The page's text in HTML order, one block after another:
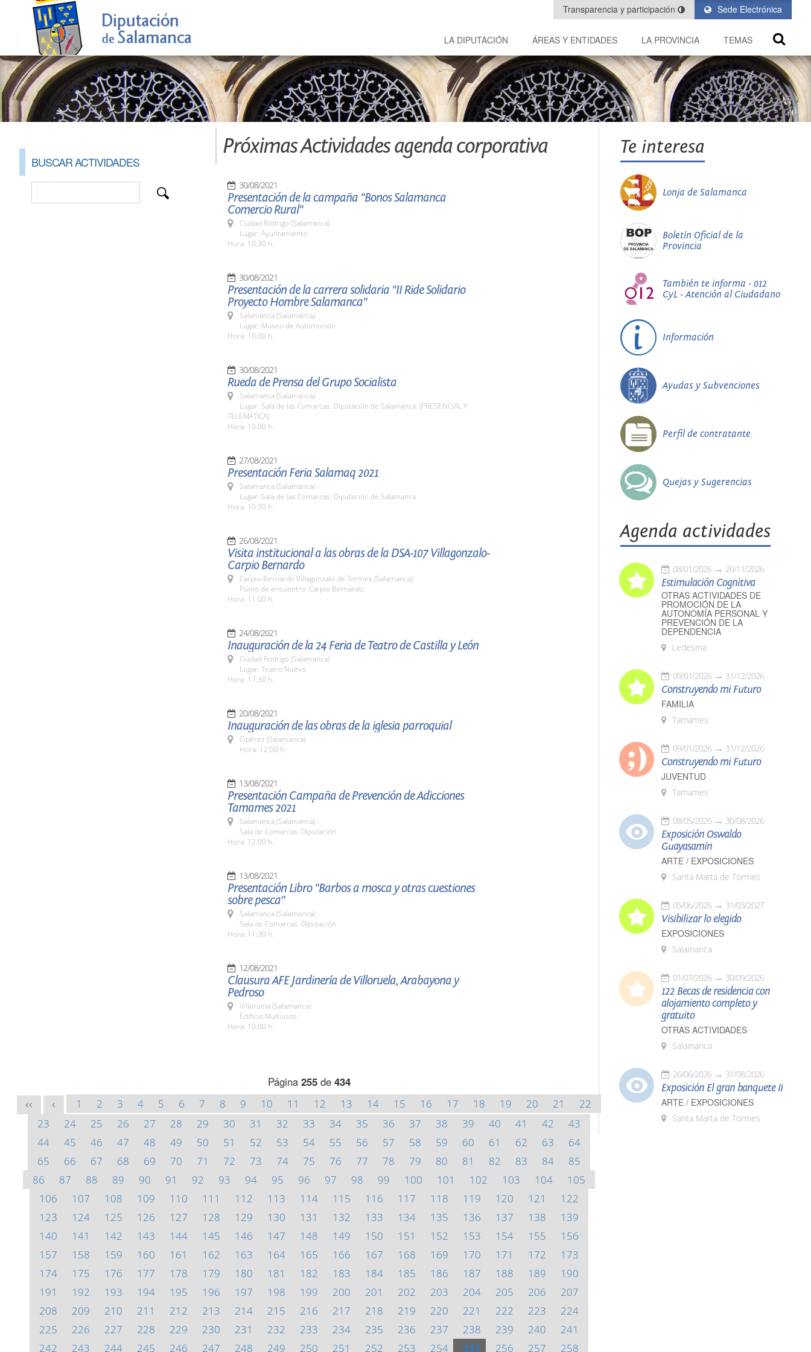
Sede Electrónica
Transparencia y participación
LA DIPUTACIÓN ÁREAS Y ENTIDADES LA PROVINCIA TEMAS
BUSCAR ACTIVIDADES
Próximas Actividades agenda corporativa
30/08/2021
Presentación de la campaña "Bonos Salamanca
Comercio Rural"
Ciudad Rodrigo (Salamanca)
Lugar: Ayuntamiento
Hora: 10:30 h.
30/08/2021
Presentación de la carrera solidaria "II Ride Solidario
Proyecto Hombre Salamanca"
Salamanca (Salamanca)
Lugar: Museo de Automoción
Hora: 10:00 h.
30/08/2021
Rueda de Prensa del Grupo Socialista
Salamanca (Salamanca)
Lugar: Sala de las Comarcas. Diputación de Salamanca. (PRESENCIAL Y
TELEMÁTICA)
Hora: 10:00 h.
27/08/2021
Presentación Feria Salamaq 2021
Salamanca (Salamanca)
Lugar: Sala de las Comarcas. Diputación de Salamanca
Hora: 10:30 h.
26/08/2021
Visita institucional a las obras de la DSA-107 Villagonzalo-
Carpio Bernardo
Carpio-Bernardo Villagonzalo de Tormes (Salamanca)
Punto de encuentro: Carpio Bernardo.
Hora: 11:00 h.
24/08/2021
Inauguración de la 24 Feria de Teatro de Castilla y León
Ciudad Rodrigo (Salamanca)
Lugar: Teatro Nuevo
Hora: 17:30 h.
20/08/2021
Inauguración de las obras de la iglesia parroquial
Cipérez (Salamanca)
Hora: 12:00 h.
13/08/2021
Presentación Campaña de Prevención de Adicciones
Tamames 2021
Salamanca (Salamanca)
Sala de Comarcas. Diputación
Hora: 12:00 h.
13/08/2021
Presentación Libro "Barbos a mosca y otras cuestiones
sobre pesca"
Salamanca (Salamanca)
Sala de Comarcas. Diputación
Hora: 11:30 h.
12/08/2021
Clausura AFE Jardinería de Villoruela, Arabayona y
Pedroso
Villoruela (Salamanca)
Edificio Multiusos
Hora: 10:00 h.
Página 255de 434
<< < 1 2 3 4 5 6 7 8 9 10 11 12 13 14 15 16 17 18 19 20 21
22
23
24 25 26 27 28 29 30 31 32 33 34 35 36 37 38 39 40 41 42
43
44
45 46 47 48 49 50 51 52 53 54 55 56 57 58 59 60 61 62 63
64
65
66 67 68 69 70 71 72 73 74 75 76 77 78 79 80 81 82 83 84
85
86
87 88 89 90 91 92 93 94 95 96 97 98 99 100 101 102 103 104
105
106
107 108 109 110 111 112 113 114 115 116 117 118 119 120 121
122
123
124 125 126 127 128 129 130 131 132 133 134 135 136 137 138
139
140
141 142 143 144 145 146 147 148 149 150 151 152 153 154 155
156
157
158 159 160 161 162 163 164 165 166 167 168 169 170 171 172
173
174
175 176 177 178 179 180 181 182 183 184 185 186 187 188 189
190
191
192 193 194 195 196 197 198 199 200 201 202 203 204 205 206
207
208
209 210 211 212 213 214 215 216 217 218 219 220 221 222 223
224
225
226 227 228 229 230 231 232 233 234 235 236 237 238 239 240
241
242
243 244 245 246 247 248 249 250 251 252 253 254 255 256 257 258
Te interesa
Lonja de Salamanca
Boletín Oficial de la
Provincia
También te informa - 012
CyL - Atención al Ciudadano
Información
Ayudas y Subvenciones
Perfil de contratante
Quejas y Sugerencias
Agenda actividades
08/01/2026 26/11/2026
Estimulación Cognitiva
OTRAS ACTIVIDADES DE
PROMOCIÓN DE LA
AUTONOMÍA PERSONAL Y
PREVENCIÓN DE LA
DEPENDENCIA
Ledesma
09/01/2026 31/12/2026
Construyendo mi Futuro
FAMILIA
Tamames
09/01/2026 31/12/2026
Construyendo mi Futuro
JUVENTUD
Tamames
08/05/2026 30/08/2026
Exposición Oswaldo
Guayasamín
ARTE / EXPOSICIONES
Santa Marta de Tormes
05/06/2026 31/03/2027
Visibilizar lo elegido
EXPOSICIONES
Salamanca
01/07/2026 30/09/2026
122 Becas de residencia con
alojamiento completo y
gratuito
OTRAS ACTIVIDADES
Salamanca
26/06/2026 31/08/2026
Exposición El gran banquete II
ARTE / EXPOSICIONES
Santa Marta de Tormes